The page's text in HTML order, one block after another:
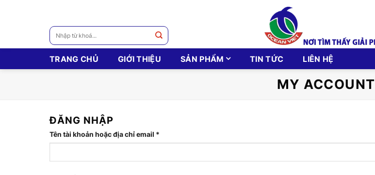
Tìm
kiếm:
TRANG CHỦ GIỚI THIỆU SẢN PHẨM TIN TỨC LIÊN HỆ
MY ACCOUNT
ĐĂNG NHẬP
Tên tài khoản hoặc địa chỉ email *